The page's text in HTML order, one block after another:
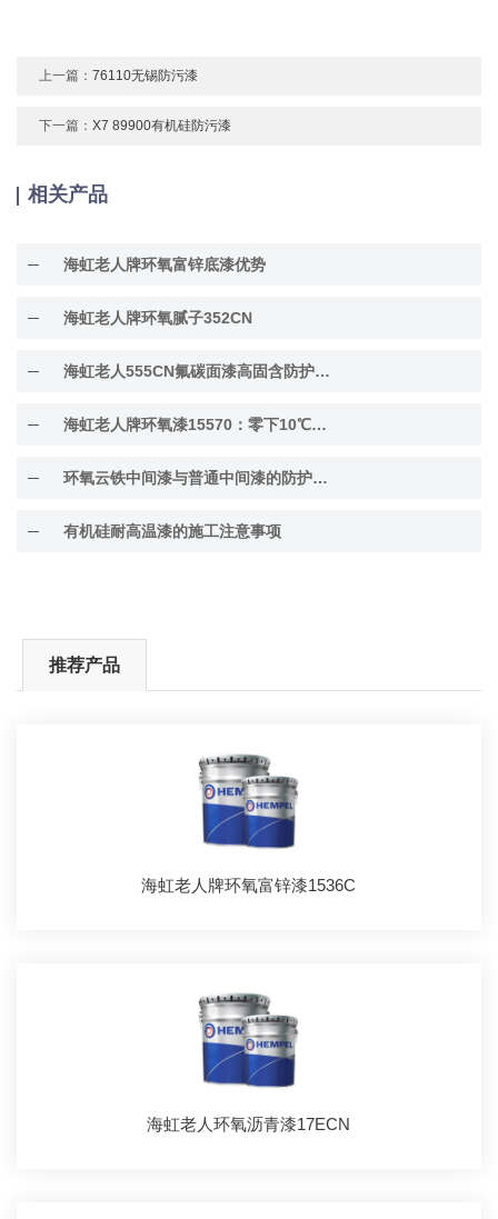
上一篇：76110无锡防污漆
下一篇：X7 89900有机硅防污漆
相关产品
海虹老人牌环氧富锌底漆优势
海虹老人牌环氧腻子352CN
海虹老人555CN氟碳面漆高固含防护面漆
海虹老人牌环氧漆15570：零下10℃低温固化
环氧云铁中间漆与普通中间漆的防护差异解析
有机硅耐高温漆的施工注意事项
推荐产品
海虹老人牌环氧富锌漆1536C
海虹老人环氧沥青漆17ECN